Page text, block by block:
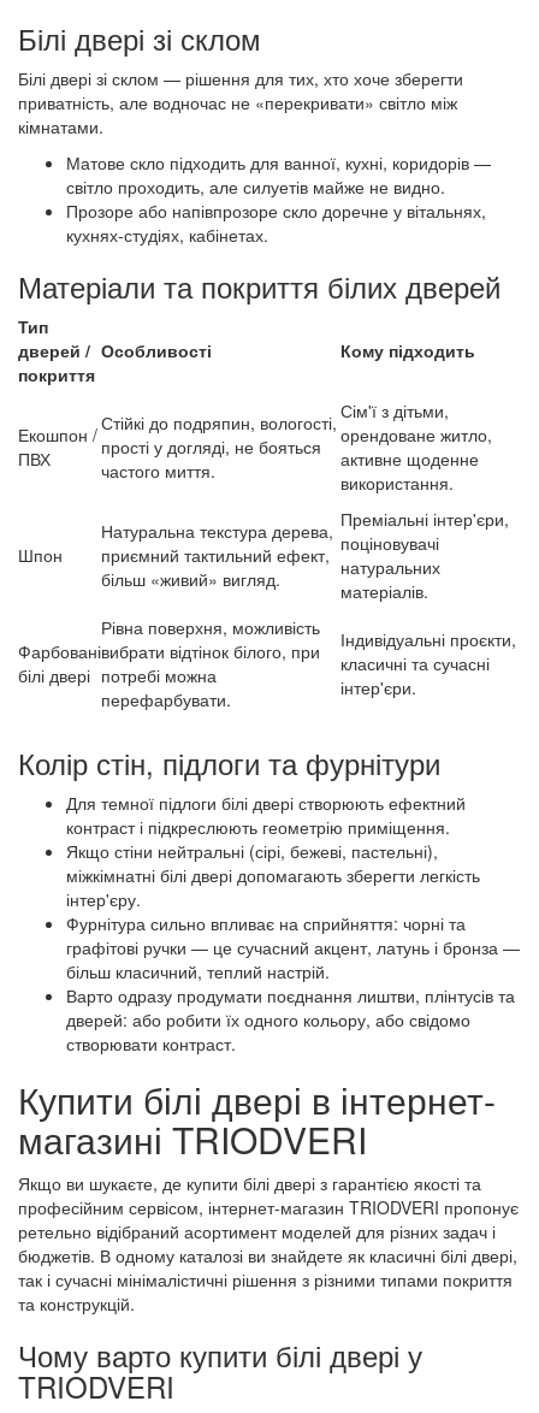
Білі двері зі склом
Білі двері зі склом — рішення для тих, хто хоче зберегти
приватність, але водночас не «перекривати» світло між
кімнатами.
Матове скло підходить для ванної, кухні, коридорів —
світло проходить, але силуетів майже не видно.
Прозоре або напівпрозоре скло доречне у вітальнях,
кухнях-студіях, кабінетах.
Матеріали та покриття білих дверей
Тип
дверей /
покриття
Особливості Кому підходить
Екошпон /
ПВХ
Стійкі до подряпин, вологості,
прості у догляді, не бояться
частого миття.
Сім'ї з дітьми,
орендоване житло,
активне щоденне
використання.
Шпон
Натуральна текстура дерева,
приємний тактильний ефект,
більш «живий» вигляд.
Преміальні інтер'єри,
поціновувачі
натуральних
матеріалів.
Фарбовані
білі двері
Рівна поверхня, можливість
вибрати відтінок білого, при
потребі можна
перефарбувати.
Індивідуальні проєкти,
класичні та сучасні
інтер'єри.
Колір стін, підлоги та фурнітури
Для темної підлоги білі двері створюють ефектний
контраст і підкреслюють геометрію приміщення.
Якщо стіни нейтральні (сірі, бежеві, пастельні),
міжкімнатні білі двері допомагають зберегти легкість
інтер'єру.
Фурнітура сильно впливає на сприйняття: чорні та
графітові ручки — це сучасний акцент, латунь і бронза —
більш класичний, теплий настрій.
Варто одразу продумати поєднання лиштви, плінтусів та
дверей: або робити їх одного кольору, або свідомо
створювати контраст.
Купити білі двері в інтернет-
магазині TRIODVERI
Якщо ви шукаєте, де купити білі двері з гарантією якості та
професійним сервісом, інтернет-магазин TRIODVERI пропонує
ретельно відібраний асортимент моделей для різних задач і
бюджетів. В одному каталозі ви знайдете як класичні білі двері,
так і сучасні мінімалістичні рішення з різними типами покриття
та конструкцій.
Чому варто купити білі двері у
TRIODVERI